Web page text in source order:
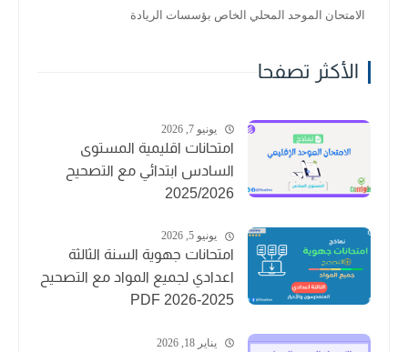
الامتحان الموحد المحلي الخاص بؤسسات الريادة
الأكثر تصفحا
يونيو 7, 2026
امتحانات اقليمية المستوى
السادس ابتدائي مع التصحيح
2025/2026
يونيو 5, 2026
امتحانات جهوية السنة الثالثة
اعدادي لجميع المواد مع التصحيح
2025-2026 PDF
يناير 18, 2026